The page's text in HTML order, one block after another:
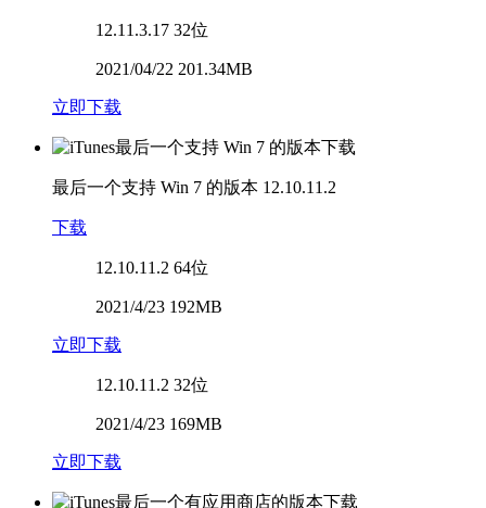
12.11.3.17 32位
2021/04/22 201.34MB
立即下载
最后一个支持 Win 7 的版本 12.10.11.2
下载
12.10.11.2 64位
2021/4/23 192MB
立即下载
12.10.11.2 32位
2021/4/23 169MB
立即下载